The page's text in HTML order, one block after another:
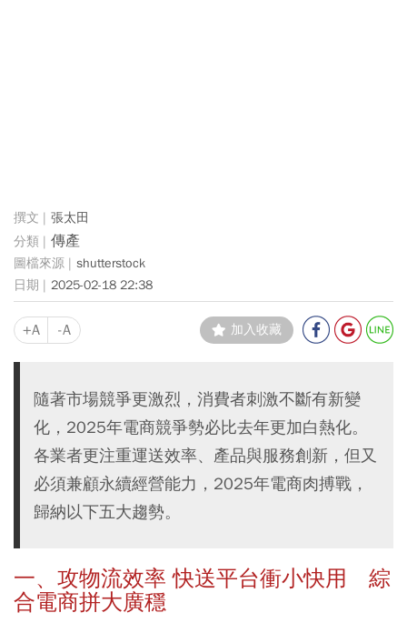
張太田
傳產
shutterstock
2025-02-18 22:38
+A -A 加入收藏
隨著市場競爭更激烈，消費者刺激不斷有新變
化，2025年電商競爭勢必比去年更加白熱化。
各業者更注重運送效率、產品與服務創新，但又
必須兼顧永續經營能力，2025年電商肉搏戰，
歸納以下五大趨勢。
一、攻物流效率 快送平台衝小快用 綜
合電商拼大廣穩